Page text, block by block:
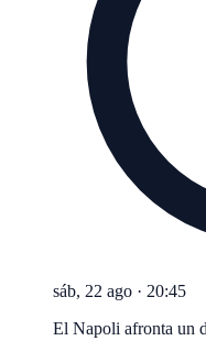
sáb, 22 ago · 20:45
El Napoli afronta un